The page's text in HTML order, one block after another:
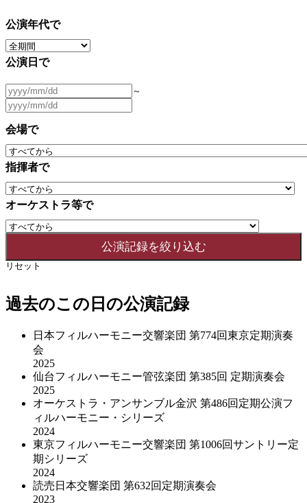
公演年代で
公演日で
～
会場で
指揮者で
オーケストラ等で
リセット
過去のこの日の公演記録
日本フィルハーモニー交響楽団 第774回東京定期演奏
会
2025
仙台フィルハーモニー管弦楽団 第385回 定期演奏会
2025
オーケストラ・アンサンブル金沢 第486回定期公演フ
ィルハーモニー・シリーズ
2024
東京フィルハーモニー交響楽団 第1006回サントリー定
期シリーズ
2024
読売日本交響楽団 第632回定期演奏会
2023